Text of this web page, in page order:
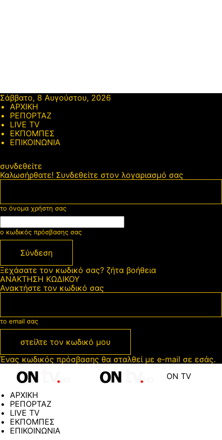
Σάββατο, 8 Αυγούστου, 2026
ΑΡΧΙΚΗ
ΡΕΠΟΡΤΑΖ
LIVE TV
ΕΚΠΟΜΠΕΣ
ΕΠΙΚΟΙΝΩΝΙΑ
συνδεθείτε
Καλωσήρθατε! Συνδεθείτε στον λογαριασμό σας
το όνομα χρήστη σας
ο κωδικός πρόσβασης σας
Ξεχάσατε τον κωδικό σας? ζήτα βοήθεια
ΑΝΑΚΤΗΣΗ ΚΩΔΙΚΟΥ
Ανακτήστε τον κωδικό σας
το email σας
Ένας κωδικός πρόσβασης θα σταλθεί με e-mail σε εσάς.
ON TV
ΑΡΧΙΚΗ
ΡΕΠΟΡΤΑΖ
LIVE TV
ΕΚΠΟΜΠΕΣ
ΕΠΙΚΟΙΝΩΝΙΑ